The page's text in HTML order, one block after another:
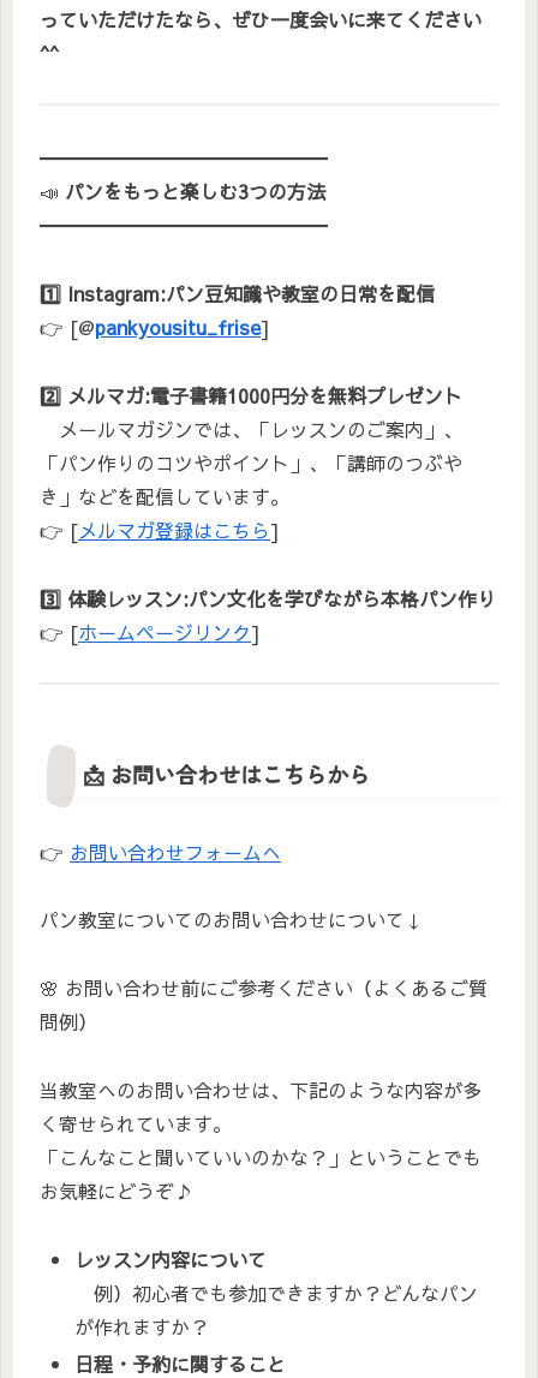
っていただけたなら、ぜひ一度会いに来てください
^^
━━━━━━━━━━━━━━━
📣 パンをもっと楽しむ3つの方法
━━━━━━━━━━━━━━━
1️⃣ Instagram:パン豆知識や教室の日常を配信
👉 [@pankyousitu_frise]
2️⃣ メルマガ:電子書籍1000円分を無料プレゼント
メールマガジンでは、「レッスンのご案内」、
「パン作りのコツやポイント」、「講師のつぶや
き」などを配信しています。
👉 [メルマガ登録はこちら]
3️⃣ 体験レッスン:パン文化を学びながら本格パン作り
👉 [ホームページリンク]
📩 お問い合わせはこちらから
👉 お問い合わせフォームへ
パン教室についてのお問い合わせについて↓
🌸 お問い合わせ前にご参考ください（よくあるご質
問例）
当教室へのお問い合わせは、下記のような内容が多
く寄せられています。
「こんなこと聞いていいのかな？」ということでも
お気軽にどうぞ♪
レッスン内容について
例）初心者でも参加できますか？どんなパン
が作れますか？
日程・予約に関すること